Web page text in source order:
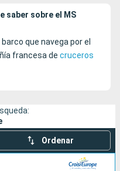
saber sobre el MS
que navega por el
francesa de cruceros
Ordenar